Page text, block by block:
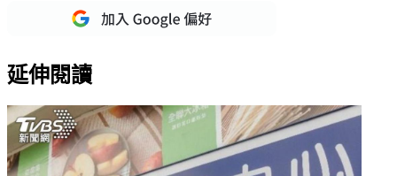
延伸閱讀